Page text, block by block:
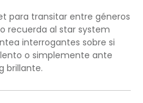
para transitar entre géneros
recuerda al star system
interrogantes sobre si
o simplemente ante
brillante.